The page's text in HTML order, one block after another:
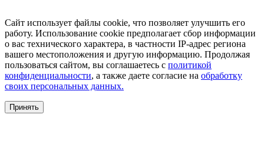
Сайт использует файлы cookie, что позволяет улучшить его
работу. Использование cookie предполагает сбор информации
о вас технического характера, в частности IP-адрес региона
вашего местоположения и другую информацию. Продолжая
пользоваться сайтом, вы соглашаетесь с политикой
конфиденциальности, а также даете согласие на обработку
своих персональных данных.
Принять